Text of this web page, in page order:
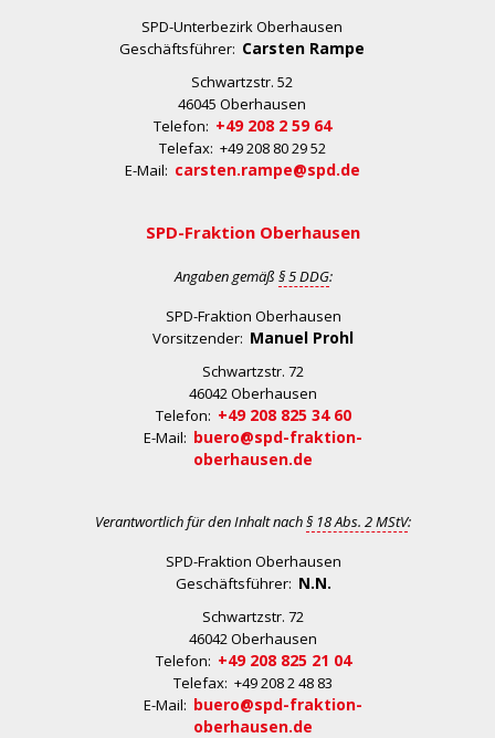
SPD-Unterbezirk Oberhausen
Geschäftsführer: Carsten Rampe
Schwartzstr. 52
46045 Oberhausen
Telefon: +49 208 2 59 64
Telefax: +49 208 80 29 52
E-Mail: carsten.rampe@spd.de
SPD-Fraktion Oberhausen
Angaben gemäß § 5 DDG:
SPD-Fraktion Oberhausen
Vorsitzender: Manuel Prohl
Schwartzstr. 72
46042 Oberhausen
Telefon: +49 208 825 34 60
E-Mail: buero@spd-fraktion-
oberhausen.de
Verantwortlich für den Inhalt nach§ 18 Abs. 2 MStV:
SPD-Fraktion Oberhausen
Geschäftsführer: N.N.
Schwartzstr. 72
46042 Oberhausen
Telefon: +49 208 825 21 04
Telefax: +49 208 2 48 83
E-Mail: buero@spd-fraktion-
oberhausen.de